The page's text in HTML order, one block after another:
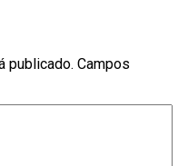
publicado. Campos